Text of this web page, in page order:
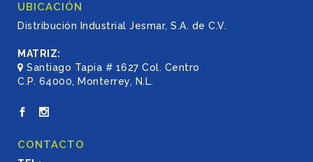
UBICACIÓN
Distribución Industrial Jesmar, S.A. de C.V.
MATRIZ:
Santiago Tapia # 1627 Col. Centro
C.P. 64000, Monterrey, N.L.
CONTACTO